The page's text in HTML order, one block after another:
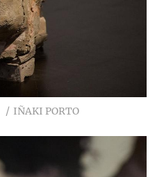
IÑAKI PORTO